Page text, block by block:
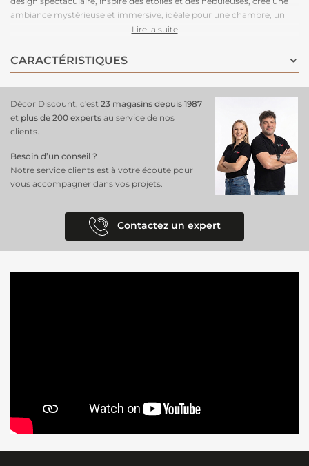
ambiance mystérieuse et immersive, idéale pour une chambre, un
salon ou un bureau. Facile à poser grâce à sa conception intissée, il
rapide et propre. Son raccordable à l’infini permet de recouvrir de
grandes surfaces sans rupture visuelle, offrant un rendu fluide et
Lire la suite
CARACTÉRISTIQUES
Décor Discount, c'est 23 magasins depuis 1987
et plus de 200 experts au service de nos
clients.
Besoin d’un conseil ?
Notre service clients est à votre écoute pour
vous accompagner dans vos projets.
Contactez un expert